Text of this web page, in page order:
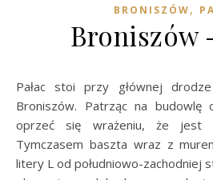
BRONISZÓW,
Broniszów
Pałac stoi przy głównej drodze przebiegającej przez
Broniszów. Patrząc na
oprzeć się wrażeniu, że jest
Tymczasem baszta wraz z
litery L od południowo-zachodniej